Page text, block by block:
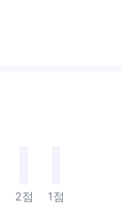
2점 1점